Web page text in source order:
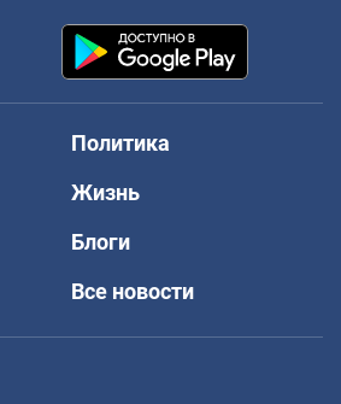
Политика
Жизнь
Блоги
Все новости